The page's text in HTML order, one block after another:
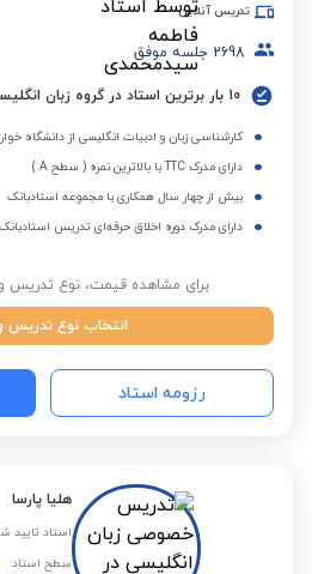
تدریس آنلاین
2698 جلسه موفق
10 بار برترین استاد در گروه زبان انگلیسی در فصول مختلف
کارشناسی زبان و ادبیات انگلیسی از دانشگاه
دارای مدرک TTC با بالاترین نمره ( سطح A )
بیش از چهار سال همکاری با مجموعه استادبانک
دارای مدرک دوره اخلاق حرفه‌ای تدریس استادبانک
برای مشاهده قیمت، نوع تدریس و
انتخاب نوع
رزومه استاد
هلیا پارسا
استاد تایید
سطح استاد: